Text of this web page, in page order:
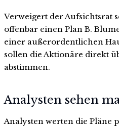
Verweigert der Aufsichtsrat
offenbar einen Plan B.
einer außerordentlichen
sollen die Aktionäre direkt
abstimmen.
Analysten sehen
Analysten werten die Pläne